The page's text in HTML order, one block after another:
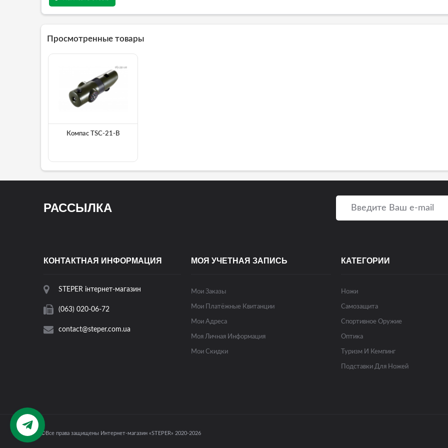
Просмотренные товары
Компас TSC-21-B
РАССЫЛКА
КОНТАКТНАЯ ИНФОРМАЦИЯ
STEPER інтернет-магазин
(063) 020-06-72
contact@steper.com.ua
МОЯ УЧЕТНАЯ ЗАПИСЬ
Мои Заказы
Мои Платёжные Квитанции
Мои Адреса
Моя Личная Информация
Мои Скидки
КАТЕГОРИИ
Ножи
Самозащита
Спортивное Оружие
Оптика
Туризм И Кемпинг
Подставки Для Ножей
©Все права защищены Интернет-магазин «STEPER» 2020-2026
Написать
нам